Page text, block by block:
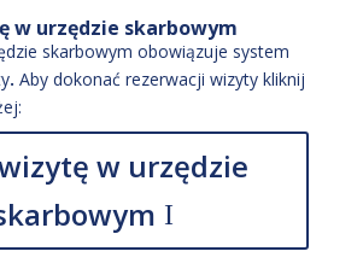
w urzędzie skarbowym
skarbowym obowiązuje system
. Aby dokonać rezerwacji wizyty kliknij
w urzędzie